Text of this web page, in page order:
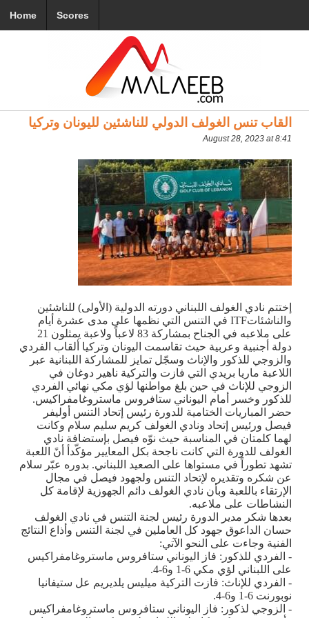
Home Scores
القاب تنس الغولف الدولي للناشئين لليونان وتركيا
August 28, 2023 at 8:41
إختتم نادي الغولف اللبناني دورته الدولية (الأولى) للناشئين
والناشئاتITF في التنس التي نظمها على مدى عشرة أيام
على ملاعبه في الجناح بمشاركة 83 لاعباً ولاعبة يمثلون 21
دولة أجنبية وعربية حيث تقاسمت اليونان وتركيا ألقاب الفردي
والزوجي للذكور والإناث وسجّل تمايز للمشاركة اللبنانية عبر
اللاعبة ماريا بريدي التي فازت والتركية ناهير دوغان في
الزوجي للإناث في حين بلغ مواطنها لؤي مكي نهائي الفردي
للذكور وخسر أمام اليوناني ستافروس ماستروغامفراكيس.
حضر المباريات الختامية للدورة رئيس إتحاد التنس أوليفر
فيصل ورئيس إتحاد ونادي الغولف كريم سليم سلام وكانت
لهما كلمتان في المناسبة حيث نوّه فيصل بإستضافة نادي
الغولف للدورة التي كانت ناجحة بكل المعايير مؤكّدأ أنً اللعبة
تشهد تطوراً في مستواها على الصعيد اللبناني. بدوره عبّر سلام
عن شكره وتقديره لإتحاد التنس ولجهود فيصل في مجال
الإرتقاء باللعبة وبأن نادي الغولف دائم الجهوزية لإقامة كل
النشاطات على ملاعبه.
بعدها شكر مدير الدورة رئيس لجنة التنس في نادي الغولف
حسان الداعوق جهود كل العاملين في لجنة التنس وأذاع النتائج
الفنية وجاءت على النحو الآتي:
- الفردي للذكور: فاز اليوناني ستافروس ماستروغامفراكيس
على اللبناني لؤي مكي 6-1 و6-4.
- الفردي للإناث: فازت التركية ميليس يلديريم عل ستيفانيا
نوبورنت 6-1 و6-4
.
- الزوجي لذكور: فاز اليوناني ستافروس ماستروغامفراكيس